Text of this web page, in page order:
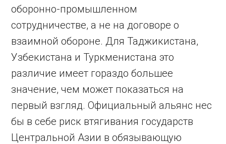
оборонно-промышленном
сотрудничестве, а не на договоре о
взаимной обороне. Для Таджикистана,
Узбекистана и Туркменистана это
различие имеет гораздо большее
значение, чем может показаться на
первый взгляд. Официальный альянс нес
бы в себе риск втягивания государств
Центральной Азии в обязывающую